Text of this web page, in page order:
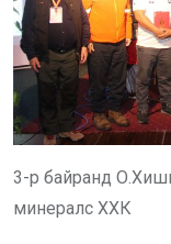
3-р байранд
минералс ХХК